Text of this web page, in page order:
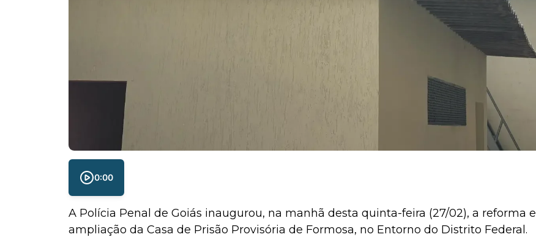
0:00
A Polícia Penal de Goiás inaugurou, na manhã desta quinta-feira (27/02), a reforma e
ampliação da Casa de Prisão Provisória de Formosa, no Entorno do Distrito Federal.